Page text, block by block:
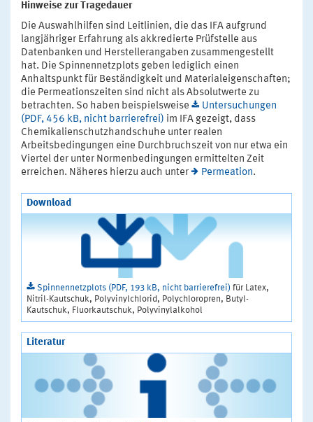
Hinweise zur Tragedauer
Die Auswahlhilfen sind Leitlinien, die das IFA aufgrund
langjähriger Erfahrung als akkredierte Prüfstelle aus
Datenbanken und Herstellerangaben zusammengestellt
hat. Die Spinnennetzplots geben lediglich einen
Anhaltspunkt für Beständigkeit und Materialeigenschaften;
die Permeationszeiten sind nicht als Absolutwerte zu
betrachten. So haben beispielsweise
Untersuchungen
(PDF, 456 kB, nicht barrierefrei) im IFA gezeigt, dass
Chemikalienschutzhandschuhe unter realen
Arbeitsbedingungen eine Durchbruchszeit von nur etwa ein
Viertel der unter Normenbedingungen ermittelten Zeit
erreichen. Näheres hierzu auch unter
Permeation.
Download
Spinnennetzplots (PDF, 193 kB, nicht barrierefrei) für Latex,
Nitril-Kautschuk, Polyvinylchlorid, Polychloropren, Butyl-
Kautschuk, Fluorkautschuk, Polyvinylalkohol
Literatur